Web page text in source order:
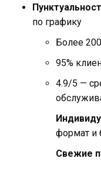
по графику
Более
95%
4.9/5 —
формат и
Свежие